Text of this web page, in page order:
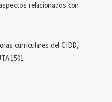
relacionados con
curriculares del CIDD,
1501.